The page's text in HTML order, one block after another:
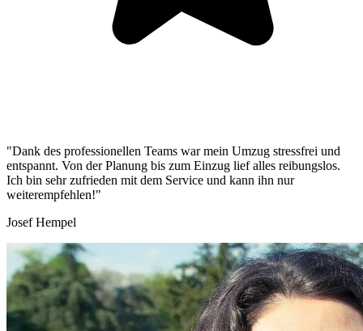
"Dank des professionellen Teams war mein Umzug stressfrei und
entspannt. Von der Planung bis zum Einzug lief alles reibungslos.
Ich bin sehr zufrieden mit dem Service und kann ihn nur
weiterempfehlen!"
Josef Hempel